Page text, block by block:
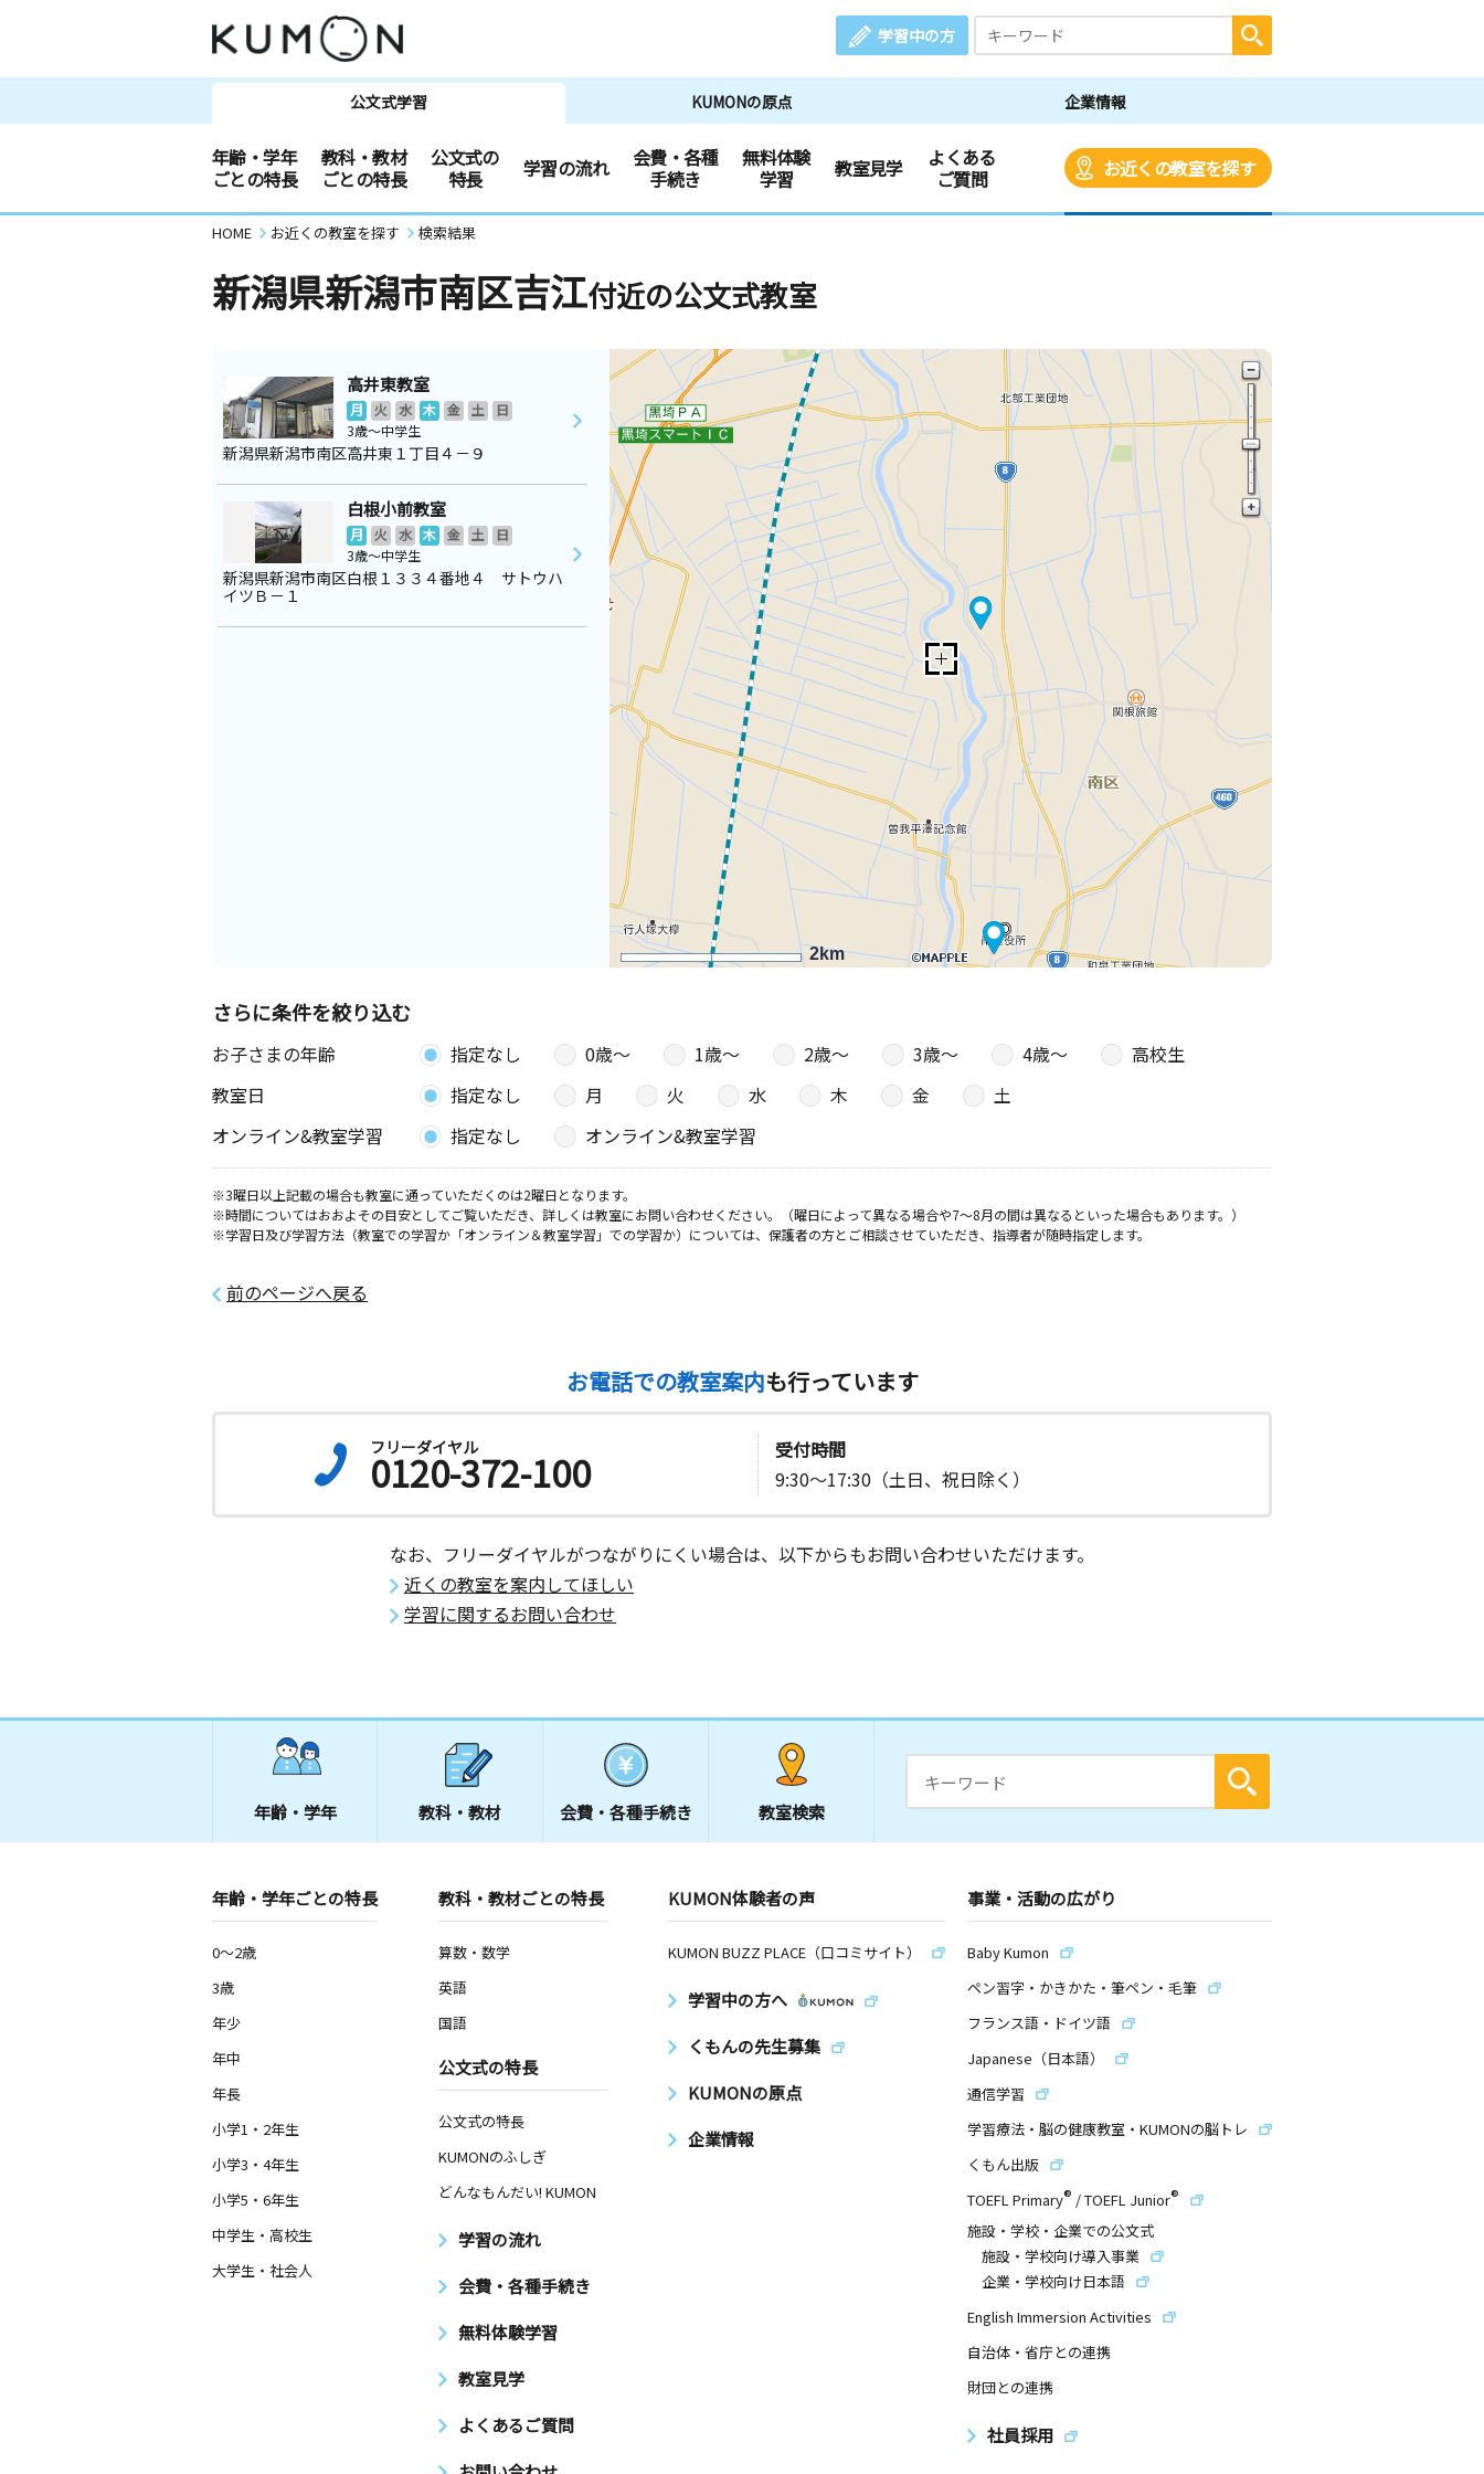
学習中の方
公文式学習 KUMONの原点 企業情報
年齢・学年
ごとの特長
教科・教材
ごとの特長
公文式の
特長
学習の流れ
会費・各種
手続き
無料体験
学習
教室見学
よくある
ご質問
お近くの教室を探す
HOME お近くの教室を探す 検索結果
新潟県新潟市南区吉江付近の公文式教室
2km
高井東教室
月 火 水 木 金 土
日
3歳～中学生
新潟県新潟市南区高井東１丁目４－９
白根小前教室
月 火 水 木 金 土
日
3歳～中学生
新潟県新潟市南区白根１３３４番地４ サトウハ
イツＢ－１
さらに条件を絞り込む
お子さまの年齢 指定なし 0歳〜 1歳〜 2歳〜 3歳〜 4歳〜
高校生
教室日
指定なし 月 火 水 木 金
土
オンライン&教室学習
指定なし オンライン&教室学習
※3曜日以上記載の場合も教室に通っていただくのは2曜日となります。
※時間についてはおおよその目安としてご覧いただき、詳しくは教室にお問い合わせください。（曜日によって異なる場合や7～8月の間は異なるといった場合もあります。）
※学習日及び学習方法（教室での学習か「オンライン＆教室学習」での学習か）については、保護者の方とご相談させていただき、指導者が随時指定します。
前のページへ戻る
お電話での教室案内も行っています
フリーダイヤル
0120-372-100
受付時間
9:30～17:30（土日、祝日除く）
なお、フリーダイヤルがつながりにくい場合は、以下からもお問い合わせいただけます。
近くの教室を案内してほしい
学習に関するお問い合わせ
年齢・学年 教科・教材 会費・ 各種手続き 教室検索
年齢・学年ごとの特長
0～2歳
3歳
年少
年中
年長
小学1・2年生
小学3・4年生
小学5・6年生
中学生・高校生
大学生・社会人
教科・教材ごとの特長
算数・数学
英語
国語
公文式の特長
公文式の特長
KUMONのふしぎ
どんなもんだい! KUMON
学習の流れ
会費・各種手続き
無料体験学習
教室見学
よくあるご質問
KUMON体験者の声
KUMON BUZZ PLACE（口コミサイト）
学習中の方へ
くもんの先生募集
KUMONの原点
企業情報
事業・活動の広がり
Baby Kumon
ペン習字・かきかた・筆ペン・毛筆
フランス語・ドイツ語
Japanese（日本語）
通信学習
学習療法・脳の健康教室・KUMONの脳トレ
くもん出版
TOEFL Primary® /TOEFL Junior®
施設・学校・企業での公文式
施設・学校向け導入事業
企業・学校向け日本語
English Immersion Activities
自治体・省庁との連携
財団との連携
社員採用